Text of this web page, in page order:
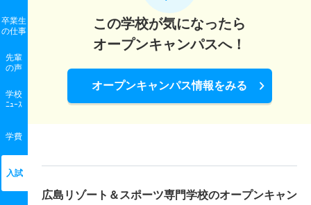
卒業生
の仕事
先輩
の声
学校
ﾆｭｰｽ
学費
入試
この学校が気になったら
オープンキャンパスへ！
オープンキャンパス情報をみる
広島リゾート＆スポーツ専門学校のオープンキャン